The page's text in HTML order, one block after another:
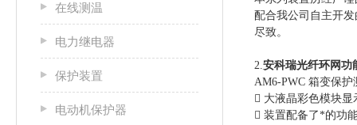
在线测温
电力继电器
保护装置
电动机保护器
配合我公司自主开
尽致。
2.安科瑞光纤环网功
AM6-PWC 箱变保
 大液晶彩色模块
 装置配备了*的功